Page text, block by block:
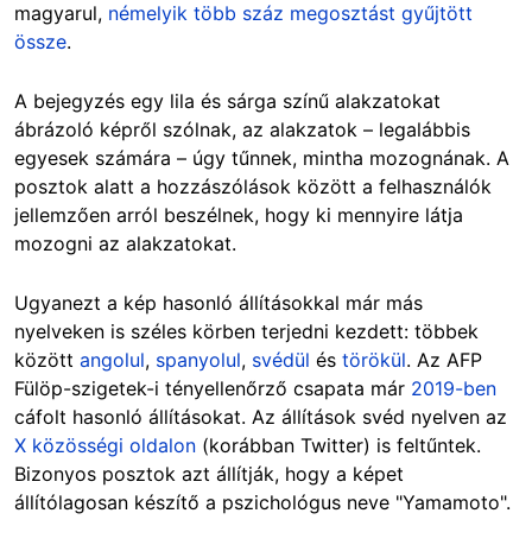
magyarul, némelyik több száz megosztást gyűjtött
össze.
A bejegyzés egy lila és sárga színű alakzatokat
ábrázoló képről szólnak, az alakzatok – legalábbis
egyesek számára – úgy tűnnek, mintha mozognának. A
posztok alatt a hozzászólások között a felhasználók
jellemzően arról beszélnek, hogy ki mennyire látja
mozogni az alakzatokat.
Ugyanezt a kép hasonló állításokkal már más
nyelveken is széles körben terjedni kezdett: többek
között angolul, spanyolul, svédül és törökül. Az AFP
Fülöp-szigetek-i tényellenőrző csapata már 2019-ben
cáfolt hasonló állításokat. Az állítások svéd nyelven az
X közösségi oldalon (korábban Twitter) is feltűntek.
Bizonyos posztok azt állítják, hogy a képet
állítólagosan készítő a pszichológus neve "Yamamoto".